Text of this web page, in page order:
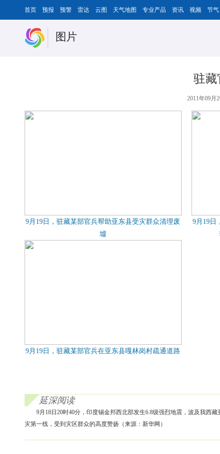
首页 预报 预警 雷达 云图 天气地图 专业产品 资讯 视频 节气
图片
驻藏
2011年09月
9月19日，驻藏某部官兵帮助亚东县受灾群众清理废
墟
9月19日
9月19日，驻藏某部官兵在亚东县嘎林岗村疏通道路
延深阅读
9月18日20时40分，印度锡金邦西北部发生6.8级强烈地震，波及我西
灾第一线，受到灾区群众的高度赞扬（来源：新华网）